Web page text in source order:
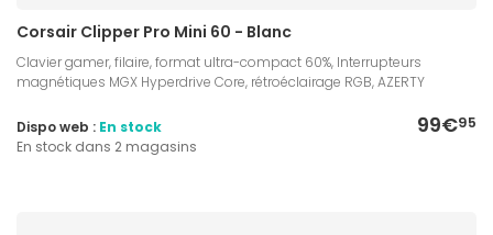
Corsair Clipper Pro Mini 60 - Blanc
Clavier gamer, filaire, format ultra-compact 60%, Interrupteurs
magnétiques MGX Hyperdrive Core, rétroéclairage RGB, AZERTY
99€95
Dispo web : En stock
En stock dans 2 magasins